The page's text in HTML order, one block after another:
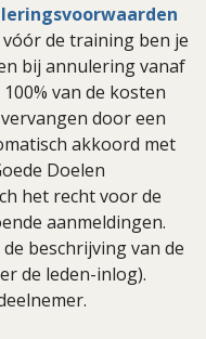
de training ben je
bij annulering vanaf
van de kosten
door een
akkoord met
Doelen
het recht voor de
aanmeldingen.
beschrijving van de
de leden-inlog).